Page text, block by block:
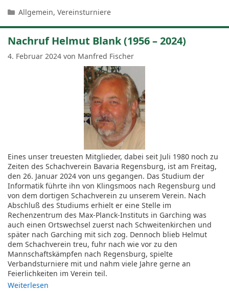
Kategorien
Allgemein,Vereinsturniere
Nachruf Helmut Blank (1956 – 2024)
4. Februar 2024 von Manfred Fischer
Eines unser treuesten Mitglieder, dabei seit Juli 1980 noch zu
Zeiten des Schachverein Bavaria Regensburg, ist am Freitag,
den 26. Januar 2024 von uns gegangen. Das Studium der
Informatik führte ihn von Klingsmoos nach Regensburg und
von dem dortigen Schachverein zu unserem Verein. Nach
Abschluß des Studiums erhielt er eine Stelle im
Rechenzentrum des Max-Planck-Instituts in Garching was
auch einen Ortswechsel zuerst nach Schweitenkirchen und
später nach Garching mit sich zog. Dennoch blieb Helmut
dem Schachverein treu, fuhr nach wie vor zu den
Mannschaftskämpfen nach Regensburg, spielte
Verbandsturniere mit und nahm viele Jahre gerne an
Feierlichkeiten im Verein teil.
Weiterlesen